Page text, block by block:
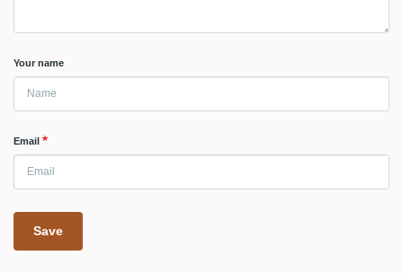
Your name
Email